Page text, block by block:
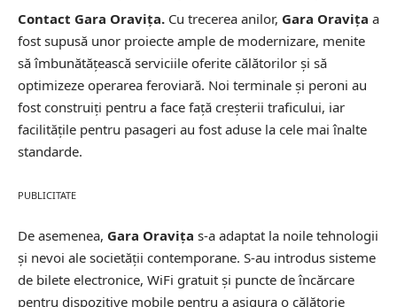
Contact Gara Oravița. Cu trecerea anilor, Gara Oravița a
fost supusă unor proiecte ample de modernizare, menite
să îmbunătățească serviciile oferite călătorilor și să
optimizeze operarea feroviară. Noi terminale și peroni au
fost construiți pentru a face față creșterii traficului, iar
facilitățile pentru pasageri au fost aduse la cele mai înalte
standarde.
PUBLICITATE
De asemenea, Gara Oravița s-a adaptat la noile tehnologii
și nevoi ale societății contemporane. S-au introdus sisteme
de bilete electronice, WiFi gratuit și puncte de încărcare
pentru dispozitive mobile pentru a asigura o călătorie